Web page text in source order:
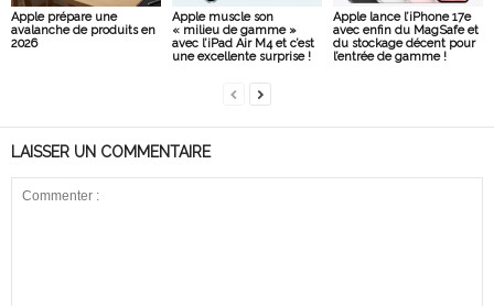
Apple prépare une
avalanche de produits en
2026
Apple muscle son
« milieu de gamme »
avec l’iPad Air M4 et c’est
une excellente surprise !
Apple lance l’iPhone 17e
avec enfin du MagSafe et
du stockage décent pour
l’entrée de gamme !
LAISSER UN COMMENTAIRE